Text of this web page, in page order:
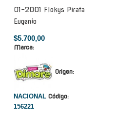
01-2001 Flokys Pirata
Eugenio
$5.700,00
Marca:
Origen:
NACIONAL Código:
156221